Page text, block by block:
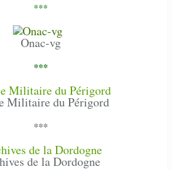
***
Onac-vg
***
Militaire du Périgord
***
de la Dordogne